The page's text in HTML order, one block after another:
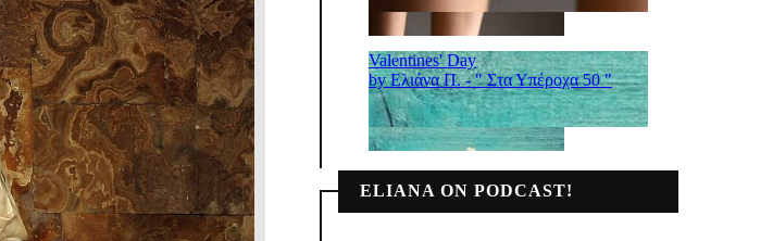
ELIANA ON PODCAST!